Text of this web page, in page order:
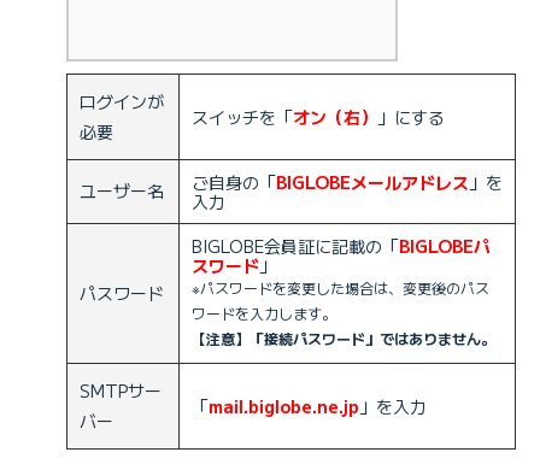
ログインが
必要
スイッチを「オン（右） 」にする
ユーザー名 ご自身の「BIGLOBEメールアドレス 」を
入力
パスワード
BIGLOBE会員証に記載の「BIGLOBEパ
スワード 」
※パスワードを変更した場合は、変更後のパス
ワードを入力します。
【注意】「接続パスワード」ではありません。
SMTPサー
バー
「mail.biglobe.ne.jp 」を入力